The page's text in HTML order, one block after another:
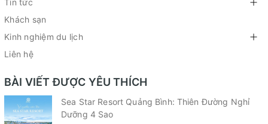
Tin tức
Khách sạn
Kinh nghiệm du lịch
Liên hệ
BÀI VIẾT ĐƯỢC YÊU THÍCH
Sea Star Resort Quảng Bình: Thiên Đường Nghỉ
Dưỡng 4 Sao